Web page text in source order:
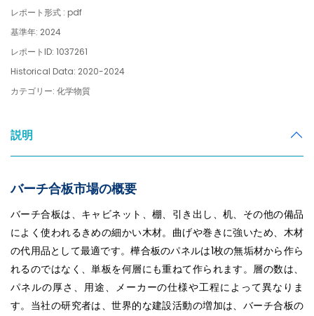
レポート形式 : pdf
基準年: 2024
レポートID: 1037261
Historical Data: 2020-2024
カテゴリー: 化学物質
説明
バーチ合板市場の概要
バーチ合板は、キャビネット、棚、引き出し、机、その他の備品
によく使われるきめの細かい木材。曲げや巻きに強いため、木材
の代用品として最適です。樺合板のパネルは1枚の無垢材から作ら
れるのではなく、単板を何層にも重ねて作られます。層の数は、
パネルの厚さ、用途、メーカーの仕様や工程によって異なりま
す。当社の研究者は、世界的な建設活動の増加は、バーチ合板の